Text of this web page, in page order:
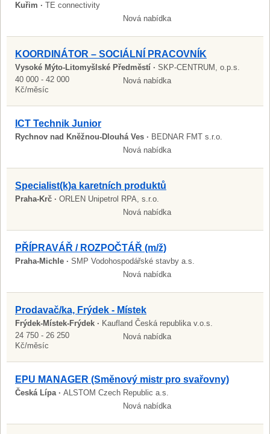
Kuřim · TE connectivity
Nová nabídka
KOORDINÁTOR – SOCIÁLNÍ PRACOVNÍK
Vysoké Mýto-Litomyšlské Předměstí · SKP-CENTRUM, o.p.s.
40 000 - 42 000
Kč/měsíc
Nová nabídka
ICT Technik Junior
Rychnov nad Kněžnou-Dlouhá Ves · BEDNAR FMT s.r.o.
Nová nabídka
Specialist(k)a karetních produktů
Praha-Krč · ORLEN Unipetrol RPA, s.r.o.
Nová nabídka
PŘÍPRAVÁŘ / ROZPOČTÁŘ (m/ž)
Praha-Michle · SMP Vodohospodářské stavby a.s.
Nová nabídka
Prodavač/ka, Frýdek - Místek
Frýdek-Místek-Frýdek · Kaufland Česká republika v.o.s.
24 750 - 26 250
Kč/měsíc
Nová nabídka
EPU MANAGER (Směnový mistr pro svařovny)
Česká Lípa · ALSTOM Czech Republic a.s.
Nová nabídka